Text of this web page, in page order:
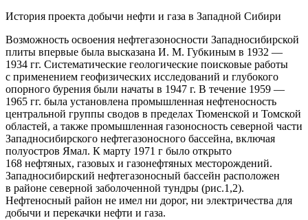
История проекта добычи нефти и газа в Западной Сибири
Возможность освоения нефтегазоносности За­падносибирской
плиты впервые была высказана И. М. Губкиным в 1932 —
1934 гг. Систематические геологические поисковые работы
с применением геофизических исследований и глубокого
опорного бурения были начаты в 1947 г. В течение 1959 —
1965 гг. была установлена промышленная нефтеносность
центральной группы сводов в пре­делах Тюменской и Томской
областей, а также про­мышленная газоносность северной части
Западно­сибирского нефтегазоносного бассейна, включая
полуостров Ямал. К марту 1971 г было открыто
168 нефтяных, газовых и газонефтяных месторож­дений.
Западносибирский нефтегазоносный бассейн расположен
в районе северной заболоченной тундры (рис.1,2).
Нефтеносный район не имел ни до­рог, ни электричества для
добычи и перекачки неф­ти и газа.